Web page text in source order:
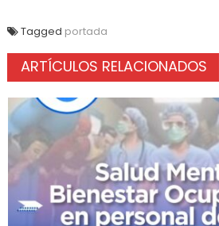
Tagged portada
ARTÍCULOS RELACIONADOS